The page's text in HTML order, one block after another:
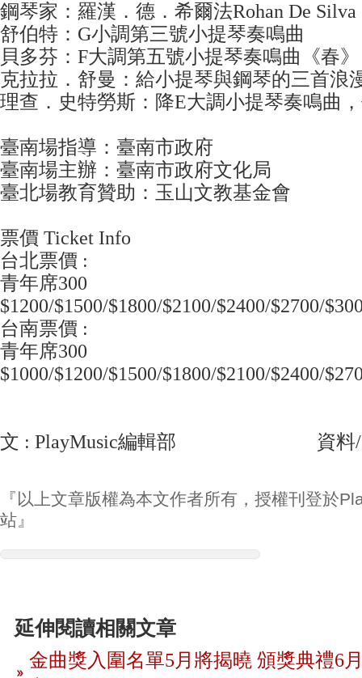
​鋼琴家：羅漢．德．希爾法Rohan De Silva
​舒伯特：G小調第三號小提琴奏鳴曲
貝多芬：F大調第五號小提琴奏鳴曲《春
克拉拉．舒曼：給小提琴與鋼琴的三首浪
理查．史特勞斯：降E大調小提琴奏鳴曲
臺南場指導：臺南市政府
臺南場主辦：臺南市政府文化局
臺北場教育贊助：玉山文教基金會
​​票價 Ticket Info
台北票價 :
青年席300
$1200/$1500/$1800/$2100/$2400/$2700/
台南票價 :
青年席300
$1000/$1200/$1500/$1800/$2100/$2400/
文 : PlayMusic編輯部 資料/照
『以上文章版權為本文作者所有，授權刊登於
站』
延伸閱讀相關文章
金曲獎入圍名單5月將揭曉 頒獎典禮6